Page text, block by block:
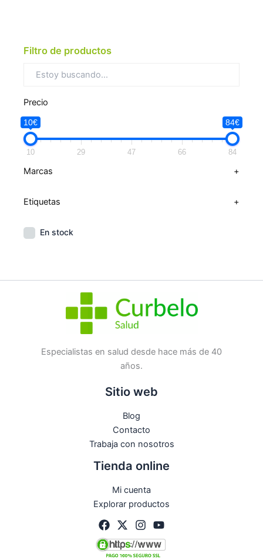
Filtro de productos
Precio
10€ 84€
10 29 47 66 84
Marcas +
Etiquetas +
En stock
Especialistas en salud desde hace más de 40
años.
Sitio web
Blog
Contacto
Trabaja con nosotros
Tienda online
Mi cuenta
Explorar productos